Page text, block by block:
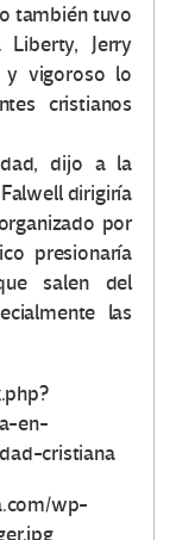
también tuvo
Jerry
y vigoroso lo
cristianos
dijo a la
dirigiría
por
presionaría
salen del
las
en-
cristiana
wp-